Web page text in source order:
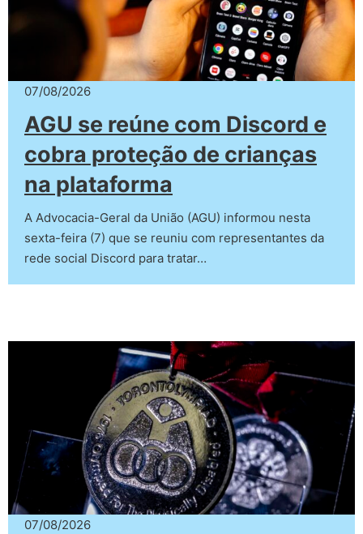
07/08/2026
AGU se reúne com Discord e
cobra proteção de crianças
na plataforma
A Advocacia-Geral da União (AGU) informou nesta
sexta-feira (7) que se reuniu com representantes da
rede social Discord para tratar…
07/08/2026